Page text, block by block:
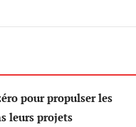
pour propulser les
leurs projets